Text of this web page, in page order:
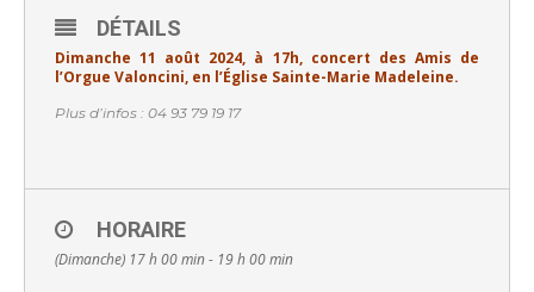
DÉTAILS
Dimanche 11 août 2024, à 17h, concert des Amis de
l’Orgue Valoncini, en l’Église Sainte-Marie Madeleine.
Plus d’infos : 04 93 79 19 17
HORAIRE
(Dimanche) 17 h 00 min - 19 h 00 min